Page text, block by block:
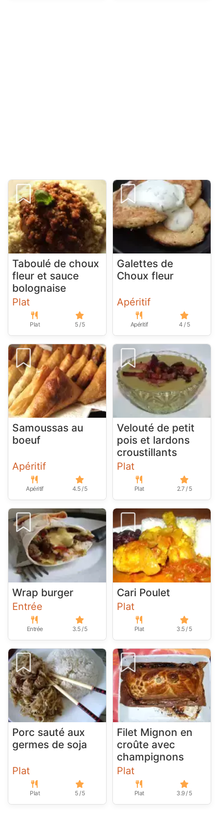
Taboulé de choux
fleur et sauce
bolognaise
Plat
Plat 5 / 5
Galettes de
Choux fleur
Apéritif
Apéritif 4 / 5
Samoussas au
boeuf
Apéritif
Apéritif 4.5 / 5
Velouté de petit
pois et lardons
croustillants
Plat
Plat 2.7 / 5
Wrap burger
Entrée
Entrée 3.5 / 5
Cari Poulet
Plat
Plat 3.5 / 5
Porc sauté aux
germes de soja
Plat
Plat 5 / 5
Filet Mignon en
croûte avec
champignons
Plat
Plat 3.9 / 5